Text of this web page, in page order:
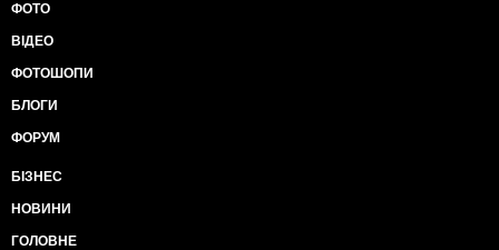
ФОТО
ВІДЕО
ФОТОШОПИ
БЛОГИ
ФОРУМ
БІЗНЕС
НОВИНИ
ГОЛОВНЕ